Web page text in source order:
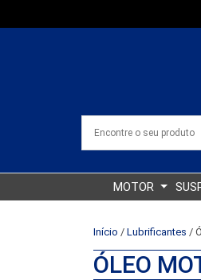
MOTOR
Início / Lubrificantes /
ÓLEO